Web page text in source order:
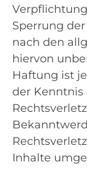
Sperrung
nach den
hiervon
Haftung ist
der
Inhalte